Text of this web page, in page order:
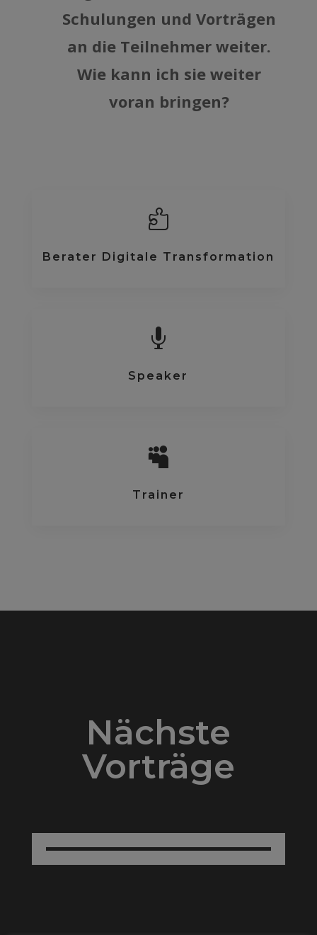
Schulungen und Vorträgen
an die Teilnehmer weiter.
Wie kann ich sie weiter
voran bringen?

Berater Digitale Transformation

Speaker

Trainer
Nächste
Vorträge